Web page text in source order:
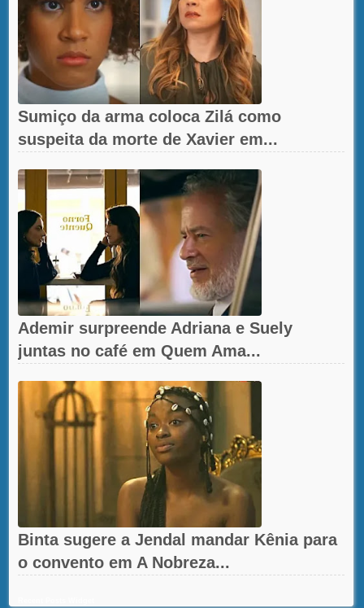
Sumiço da arma coloca Zilá como
suspeita da morte de Xavier em...
Ademir surpreende Adriana e Suely
juntas no café em Quem Ama...
Binta sugere a Jendal mandar Kênia para
o convento em A Nobreza...